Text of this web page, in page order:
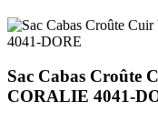
Sac Cabas Croûte
CORALIE 4041-